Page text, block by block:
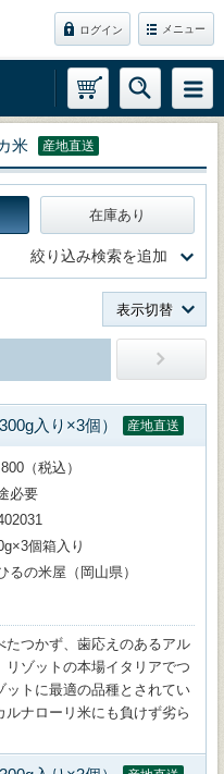
ログイン メニュー
米 産地直送
在庫あり
絞り込み検索を追加
表示切替
入り×3個） 産地直送
（税込）
必要
個箱入り
るの米屋（岡山県）
たつかず、歯応えのあるアル
ゾットの本場イタリアでつ
ットに最適の品種とされてい
ナローリ米にも負けず劣ら